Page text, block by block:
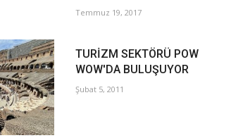
Temmuz 19, 2017
TURİZM SEKTÖRÜ POW
WOW'DA BULUŞUYOR
Şubat 5, 2011